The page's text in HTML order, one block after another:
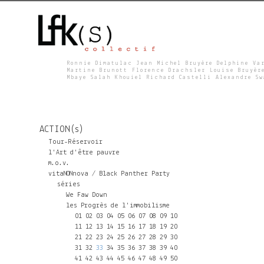
F
K
S
Ronnie Dimatulac Jean Michel Bruyère Delphine
Martine Brunott Florence Drachsler Louise
Mbaye Salah Khouiel Richard Castelli Alexandre
ACTION(s)
Tour-Réservoir
l'Art d'être pauvre
m.o.v.
vitaNONnova / Black Panther Party
séries
We Faw Down
les Progrès de l'immobilisme
01 02 03 04 05 06 07 08 09 10
11 12 13 14 15 16 17 18 19 20
21 22 23 24 25 26 27 28 29 30
31 32 33 34 35 36 37 38 39 40
41 42 43 44 45 46 47 48 49 50